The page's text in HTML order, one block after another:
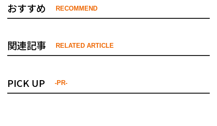
おすすめ RECOMMEND
関連記事 RELATED ARTICLE
PICK UP -PR-